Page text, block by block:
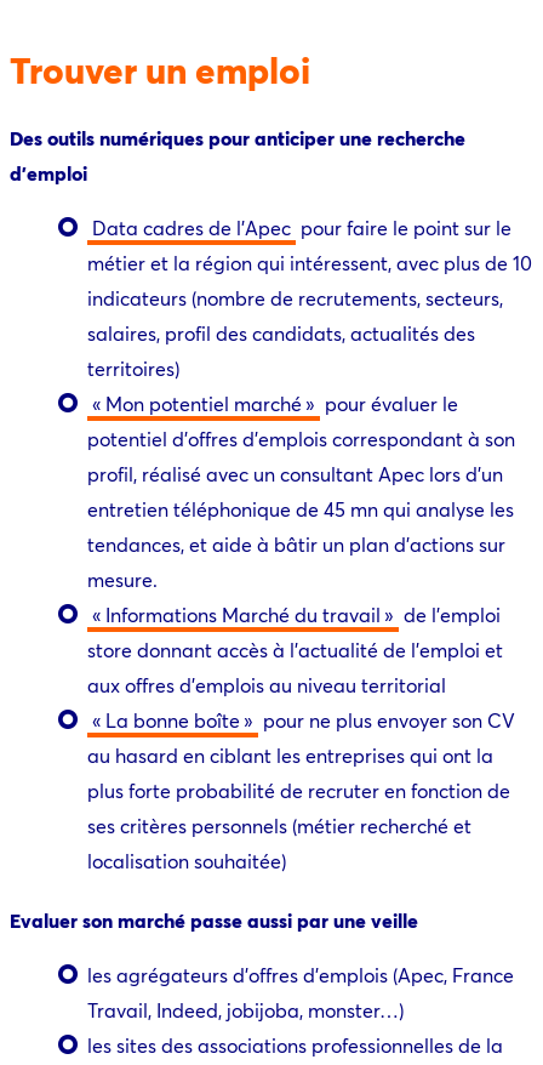
Trouver un emploi
Des outils numériques pour anticiper une recherche
d’emploi
Data cadres de l’Apec pour faire le point sur le
métier et la région qui intéressent, avec plus de 10
indicateurs (nombre de recrutements, secteurs,
salaires, profil des candidats, actualités des
territoires)
« Mon potentiel marché » pour évaluer le
potentiel d’offres d’emplois correspondant à son
profil, réalisé avec un consultant Apec lors d’un
entretien téléphonique de 45 mn qui analyse les
tendances, et aide à bâtir un plan d’actions sur
mesure.
« Informations Marché du travail » de l’emploi
store donnant accès à l’actualité de l’emploi et
aux offres d’emplois au niveau territorial
« La bonne boîte » pour ne plus envoyer son CV
au hasard en ciblant les entreprises qui ont la
plus forte probabilité de recruter en fonction de
ses critères personnels (métier recherché et
localisation souhaitée)
Evaluer son marché passe aussi par une veille
les agrégateurs d’offres d’emplois (Apec, France
Travail, Indeed, jobijoba, monster…)
les sites des associations professionnelles de la